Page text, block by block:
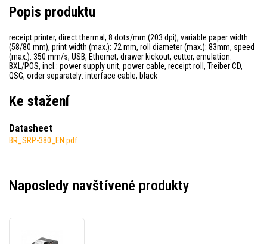
Popis produktu
receipt printer, direct thermal, 8 dots/mm (203 dpi), variable paper width
(58/80 mm), print width (max.): 72 mm, roll diameter (max.): 83mm, speed
(max.): 350 mm/s, USB, Ethernet, drawer kickout, cutter, emulation:
BXL/POS, incl.: power supply unit, power cable, receipt roll, Treiber CD,
QSG, order separately: interface cable, black
Ke stažení
Datasheet
BR_SRP-380_EN.pdf
Naposledy navštívené produkty